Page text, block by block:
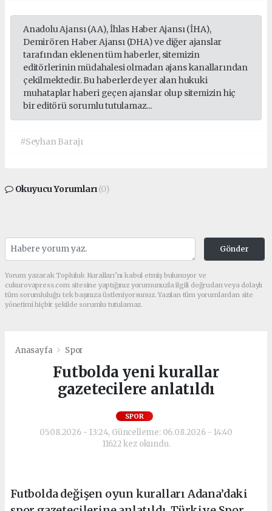
Anadolu Ajansı (AA), İhlas Haber Ajansı (İHA),
Demirören Haber Ajansı (DHA) ve diğer ajanslar
tarafından eklenen tüm haberler, sitemizin
editörlerinin müdahalesi olmadan ajans kanallarından
çekilmektedir. Bu haberlerde yer alan hukuki
muhataplar haberi geçen ajanslar olup sitemizin hiç
bir editörü sorumlu tutulamaz...
#Seyhan Barajı
Okuyucu Yorumları(0)
Gönder
Yorum yazarak Topluluk Kuralları’nı kabul etmiş bulunuyor ve
cukurovapress.com sitesine yaptığınız yorumunuzla ilgili doğrudan veya dolaylı
tüm sorumluluğu tek başınıza üstleniyorsunuz. Yazılan tüm yorumlardan site
yönetimi hiçbir şekilde sorumlu tutulamaz.
Anasayfa Spor
Futbolda yeni kurallar
gazetecilere anlatıldı
SPOR
05.08.2026 - 13:24, Güncelleme: 06.08.2026 - 14:40
11622 kez okundu.
Futbolda değişen oyun kuralları Adana’daki